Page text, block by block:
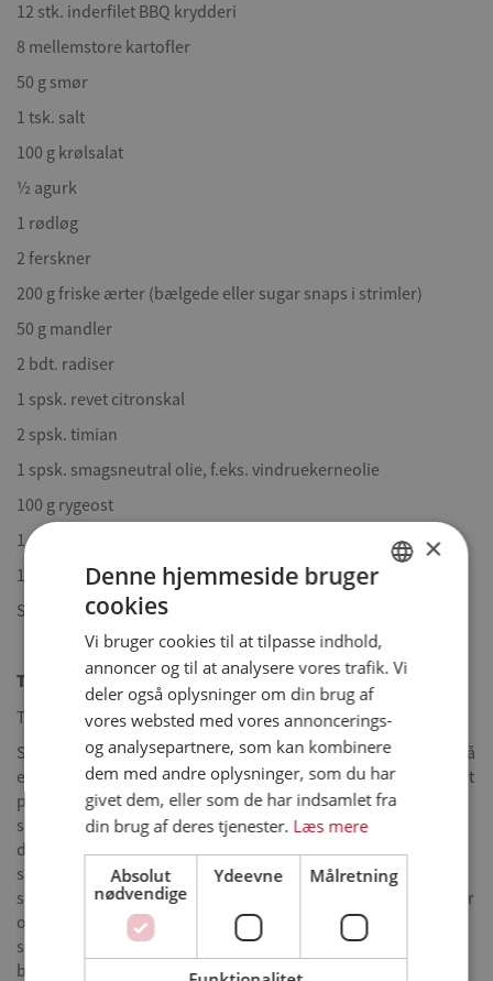
12 stk. inderfilet BBQ krydderi
8 mellemstore kartofler
50 g smør
1 tsk. salt
100 g krølsalat
½ agurk
1 rødløg
2 ferskner
200 g friske ærter (bælgede eller sugar snaps i strimler)
50 g mandler
2 bdt. radiser
1 spsk. revet citronskal
2 spsk. timian
1 spsk. smagsneutral olie, f.eks. vindruekerneolie
100 g rygeost
1 dl creme fraiche
1 dl klippet purløg
Salt, peber
Tilberedning
Tilbered inderfilet med BBQ efter anvisning på emballagen.
Sæt hver kartoffel på et træspyd (på den lange led), og skær så
en spiral af kartoflen ved at skære rundt, helt ind til pinden i et
par mm. tykkelse. Det gælder om at skære rundt og rundt i
samme tykkelse, så man ikke kommer til at skære igennem til
det foregående lag. Til sidst er kartoflen i et langt stykke – en
spiral, som forsigtigt kan trækkes længere på pinden, ved at
skille lagene ad. Smelt smørret og pensl kartoflerne med smør
og drys med salt. Læg dem på tværs over f.eks. en foliebakke,
så pindende holder kartoflerne ”svævende” – på den måde
bliver de sprøde hele vejen rundt. Grill dem til de er møre, ca.
ENGLISH
GERMAN
×
Denne hjemmeside bruger
cookies
Vi bruger cookies til at tilpasse indhold,
annoncer og til at analysere vores trafik. Vi
deler også oplysninger om din brug af
vores websted med vores annoncerings-
og analysepartnere, som kan kombinere
dem med andre oplysninger, som du har
givet dem, eller som de har indsamlet fra
din brug af deres tjenester. Læs mere
Absolut
nødvendige
Ydeevne Målretning